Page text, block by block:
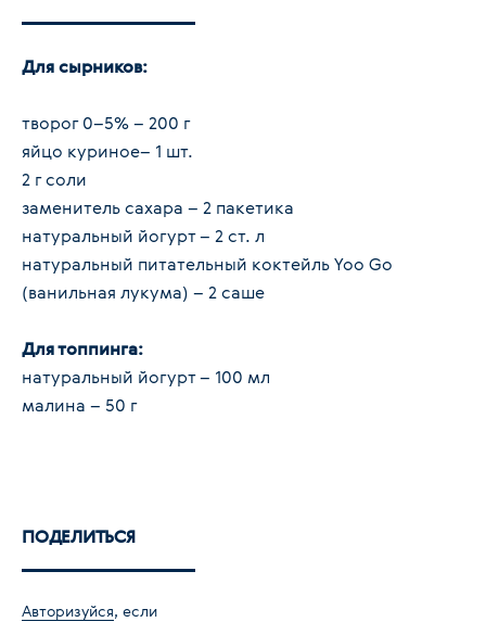
Для сырников:
творог 0–5% – 200 г
яйцо куриное– 1 шт.
2 г соли
заменитель сахара – 2 пакетика
натуральный йогурт – 2 ст. л
натуральный питательный коктейль Yoo Go
(ванильная лукума) – 2 саше
Для топпинга:
натуральный йогурт – 100 мл
малина – 50 г
ПОДЕЛИТЬСЯ
Авторизуйся, если